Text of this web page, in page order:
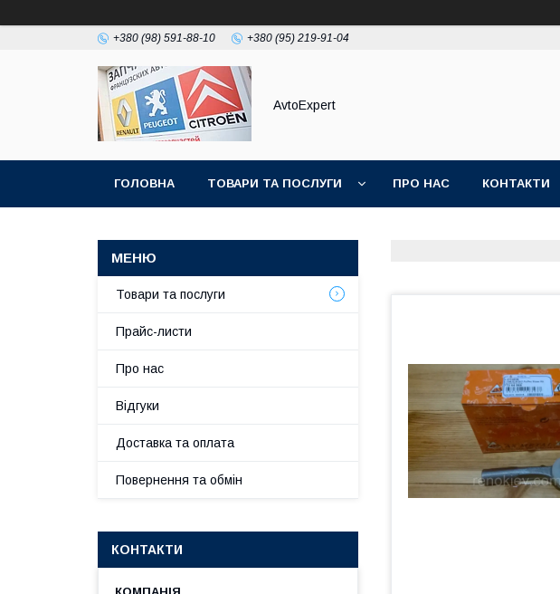
+380 (98) 591-88-10 +380 (95) 219-91-04
AvtoExpert
ГОЛОВНА ТОВАРИ ТА ПОСЛУГИ ПРО НАС КОНТАКТИ
Товари та послуги
Прайс-листи
Про нас
Відгуки
Доставка та оплата
Повернення та обмін
КОНТАКТИ